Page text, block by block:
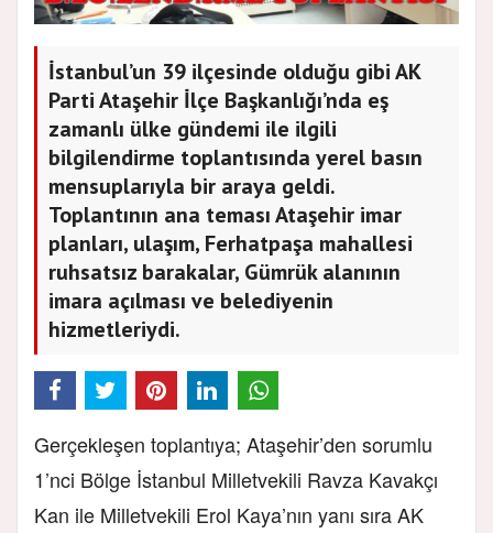
İstanbul’un 39 ilçesinde olduğu gibi AK
Parti Ataşehir İlçe Başkanlığı’nda eş
zamanlı ülke gündemi ile ilgili
bilgilendirme toplantısında yerel basın
mensuplarıyla bir araya geldi.
Toplantının ana teması Ataşehir imar
planları, ulaşım, Ferhatpaşa mahallesi
ruhsatsız barakalar, Gümrük alanının
imara açılması ve belediyenin
hizmetleriydi.
Gerçekleşen toplantıya; Ataşehir’den sorumlu
1’nci Bölge İstanbul Milletvekili Ravza Kavakçı
Kan ile Milletvekili Erol Kaya’nın yanı sıra AK